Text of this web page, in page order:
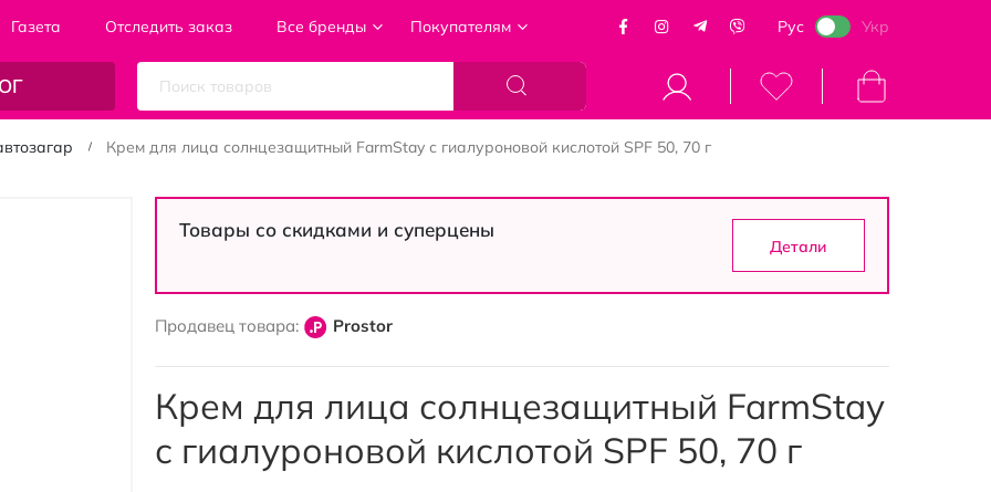
Газета Отследить заказ Все бренды Покупателям Рус Укр
Моя корзина
Крем для лица солнцезащитный FarmStay с гиалуроновой кислотой SPF 50, 70 г
Товары со скидками и суперцены
Детали
Продавец товара: Prostor
Крем для лица солнцезащитный FarmStay
с гиалуроновой кислотой SPF 50, 70 г